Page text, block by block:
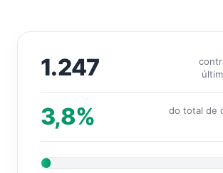
1.247
3,8%
do total de